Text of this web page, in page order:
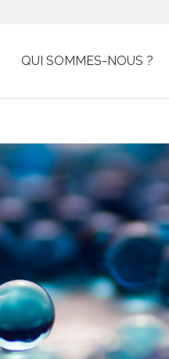
QUI SOMMES-NOUS ?